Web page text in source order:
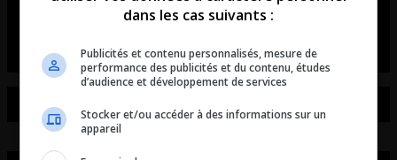
La chronique de Simon Laberge
dans les cas suivants :
Publicités et contenu personnalisés, mesure de
performance des publicités et du contenu, études
d’audience et développement de services
Stocker et/ou accéder à des informations sur un
appareil